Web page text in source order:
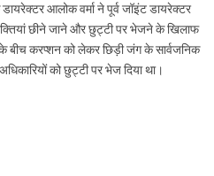
आलोक वर्मा ने पूर्व जॉइंट डायरेक्टर
छीने जाने और छुट्टी पर भेजने के खिलाफ
के बीच करप्शन को लेकर छिड़ी जंग के सार्वजनिक
को छुट्टी पर भेज दिया था।